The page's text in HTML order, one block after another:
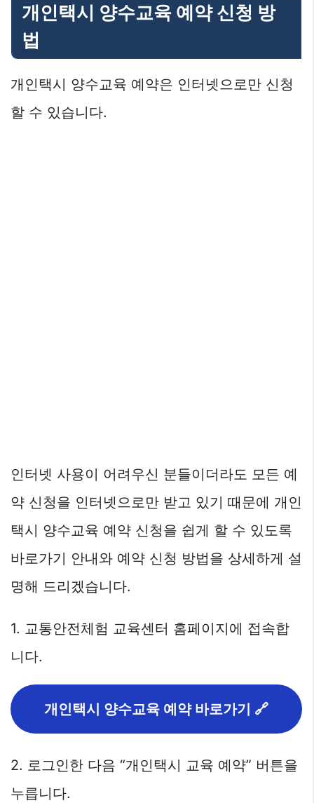
개인택시 양수교육 예약 신청 방
법
개인택시 양수교육 예약은 인터넷으로만 신청
할 수 있습니다.
인터넷 사용이 어려우신 분들이더라도 모든 예
약 신청을 인터넷으로만 받고 있기 때문에 개인
택시 양수교육 예약 신청을 쉽게 할 수 있도록
바로가기 안내와 예약 신청 방법을 상세하게 설
명해 드리겠습니다.
1. 교통안전체험 교육센터 홈페이지에 접속합
니다.
개인택시 양수교육 예약 바로가기 🔗
2. 로그인한 다음 “개인택시 교육 예약” 버튼을
누릅니다.